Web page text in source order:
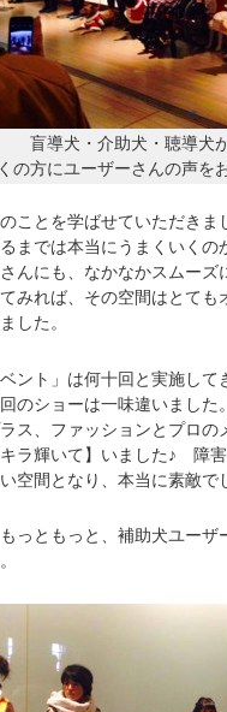
盲導犬・介助犬・聴導犬
の方にユーザーさんの声を
ことを学ばせていただきま
までは本当にうまくいく
んにも、なかなかスムー
みれば、その空間はとて
した。
ント」は何十回と実施して
のショーは一味違いまし
ス、ファッションとプロ
ラ輝いて】いました♪ 障
空間となり、本当に素敵で
っともっと、補助犬ユーザ